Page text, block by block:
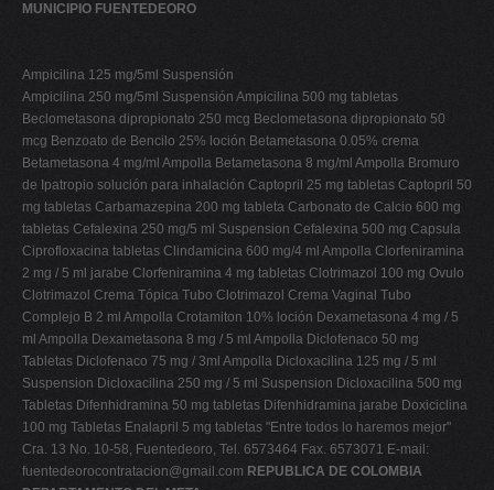
MUNICIPIO FUENTEDEORO
Ampicilina 125 mg/5ml Suspensión
Ampicilina 250 mg/5ml Suspensión Ampicilina 500 mg tabletas
Beclometasona dipropionato 250 mcg Beclometasona dipropionato 50
mcg Benzoato de Bencilo 25% loción Betametasona 0.05% crema
Betametasona 4 mg/ml Ampolla Betametasona 8 mg/ml Ampolla Bromuro
de Ipatropio solución para inhalación Captopril 25 mg tabletas Captopril 50
mg tabletas Carbamazepina 200 mg tableta Carbonato de Calcio 600 mg
tabletas Cefalexina 250 mg/5 ml Suspension Cefalexina 500 mg Capsula
Ciprofloxacina tabletas Clindamicina 600 mg/4 ml Ampolla Clorfeniramina
2 mg / 5 ml jarabe Clorfeniramina 4 mg tabletas Clotrimazol 100 mg Ovulo
Clotrimazol Crema Tópica Tubo Clotrimazol Crema Vaginal Tubo
Complejo B 2 ml Ampolla Crotamiton 10% loción Dexametasona 4 mg / 5
ml Ampolla Dexametasona 8 mg / 5 ml Ampolla Diclofenaco 50 mg
Tabletas Diclofenaco 75 mg / 3ml Ampolla Dicloxacilina 125 mg / 5 ml
Suspension Dicloxacilina 250 mg / 5 ml Suspension Dicloxacilina 500 mg
Tabletas Difenhidramina 50 mg tabletas Difenhidramina jarabe Doxiciclina
100 mg Tabletas Enalapril 5 mg tabletas "Entre todos lo haremos mejor"
Cra. 13 No. 10-58, Fuentedeoro, Tel. 6573464 Fax. 6573071 E-mail:
fuentedeorocontratacion@gmail.com REPUBLICA DE COLOMBIA